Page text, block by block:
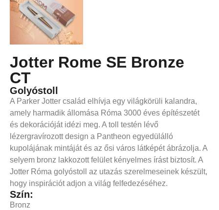
Jotter Rome SE Bronze
CT
Golyóstoll
A Parker Jotter család elhívja egy világkörüli kalandra,
amely harmadik állomása Róma 3000 éves építészetét
és dekorációját idézi meg. A toll testén lévő
lézergravírozott design a Pantheon egyedülálló
kupolájának mintáját és az ősi város látképét ábrázolja. A
selyem bronz lakkozott felület kényelmes írást biztosít. A
Jotter Róma golyóstoll az utazás szerelmeseinek készült,
hogy inspirációt adjon a világ felfedezéséhez.
Szín:
Bronz